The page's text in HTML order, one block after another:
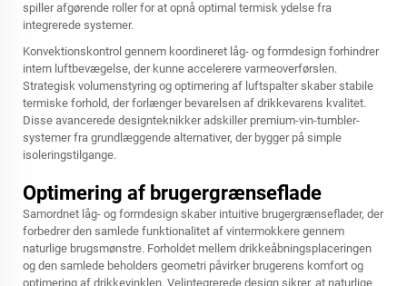
spiller afgørende roller for at opnå optimal termisk ydelse fra
integrerede systemer.
Konvektionskontrol gennem koordineret låg- og formdesign forhindrer
intern luftbevægelse, der kunne accelerere varmeoverførslen.
Strategisk volumenstyring og optimering af luftspalter skaber stabile
termiske forhold, der forlænger bevarelsen af drikkevarens kvalitet.
Disse avancerede designteknikker adskiller premium-vin-tumbler-
systemer fra grundlæggende alternativer, der bygger på simple
isoleringstilgange.
Optimering af brugergrænseflade
Samordnet låg- og formdesign skaber intuitive brugergrænseflader, der
forbedrer den samlede funktionalitet af vintermokkere gennem
naturlige brugsmønstre. Forholdet mellem drikkeåbningsplaceringen
og den samlede beholders geometri påvirker brugerens komfort og
optimering af drikkevinklen. Velintegrerede design sikrer, at naturlige